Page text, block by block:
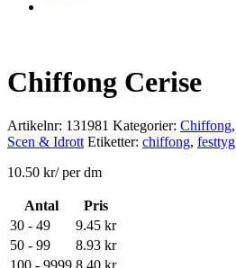
Chiffong Cerise
Artikelnr: 131981 Kategorier: Chiffong,
Scen & Idrott Etiketter: chiffong, festtyg
10.50 kr/ per dm
Antal
Pris
30 - 49
9.45 kr
50 - 99
8.93 kr